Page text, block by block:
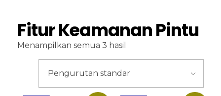
Fitur Keamanan Pintu
Menampilkan semua 3 hasil